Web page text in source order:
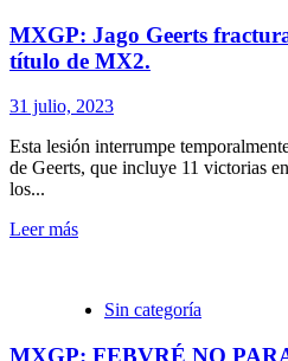
MXGP: Jago Geerts
título de MX2.
31 julio, 2023
Esta lesión interrumpe
de Geerts, que incluye 11 victorias
los...
Leer más
Sin categoría
MXGP: FEBVRÉ NO